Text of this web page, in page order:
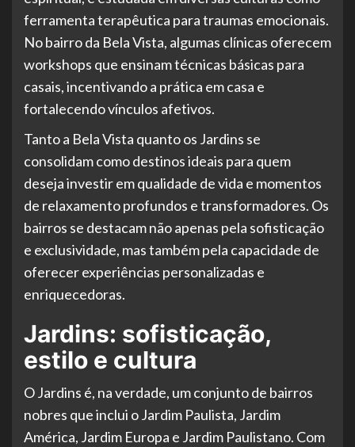
ferramenta terapêutica para traumas emocionais.
No bairro da Bela Vista, algumas clínicas oferecem
workshops que ensinam técnicas básicas para
casais, incentivando a prática em casa e
fortalecendo vínculos afetivos.
Tanto a Bela Vista quanto os Jardins se
consolidam como destinos ideais para quem
deseja investir em qualidade de vida e momentos
de relaxamento profundos e transformadores. Os
bairros se destacam não apenas pela sofisticação
e exclusividade, mas também pela capacidade de
oferecer experiências personalizadas e
enriquecedoras.
Jardins: sofisticação,
estilo e cultura
O Jardins é, na verdade, um conjunto de bairros
nobres que inclui o Jardim Paulista, Jardim
América, Jardim Europa e Jardim Paulistano. Com